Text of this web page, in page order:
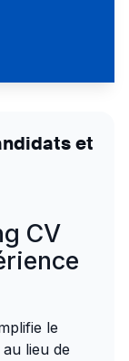
et
CV
le
lieu de